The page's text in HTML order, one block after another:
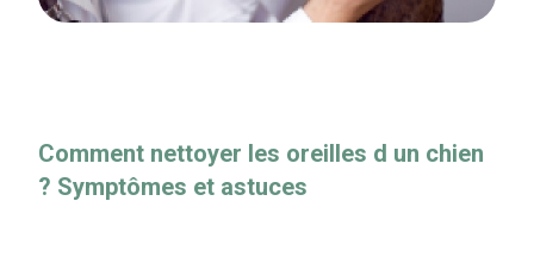
Comment nettoyer les oreilles d un chien
? Symptômes et astuces